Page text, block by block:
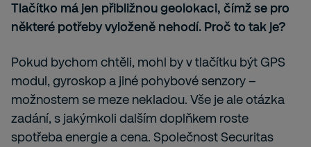
Tlačítko má jen přibližnou geolokaci, čímž se pro
některé potřeby vyloženě nehodí. Proč to tak je?
Pokud bychom chtěli, mohl by v tlačítku být GPS
modul, gyroskop a jiné pohybové senzory –
možnostem se meze nekladou. Vše je ale otázka
zadání, s jakýmkoli dalším doplňkem roste
spotřeba energie a cena. Společnost Securitas